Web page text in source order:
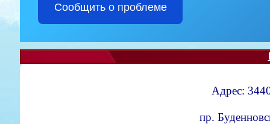
Сообщить о проблеме
Адрес:
пр.